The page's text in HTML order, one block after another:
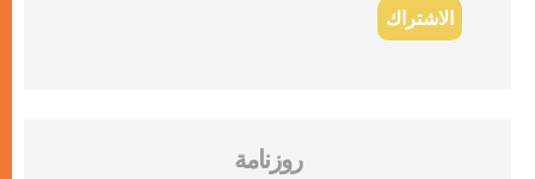
روزنامة